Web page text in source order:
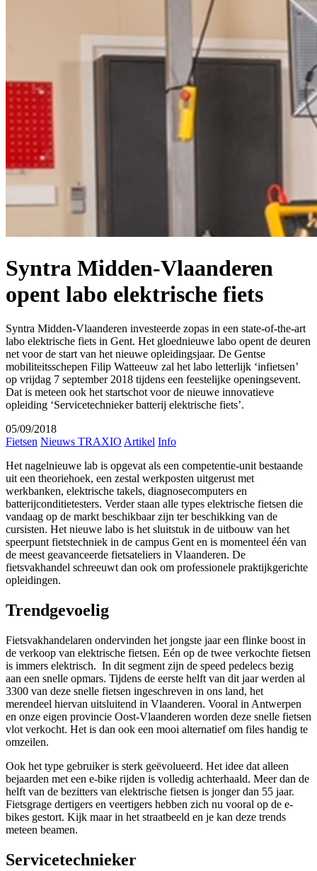
Syntra Midden-Vlaanderen
opent labo elektrische fiets
Syntra Midden-Vlaanderen investeerde zopas in een state-of-the-art
labo elektrische fiets in Gent. Het gloednieuwe labo opent de deuren
net voor de start van het nieuwe opleidingsjaar. De Gentse
mobiliteitsschepen Filip Watteeuw zal het labo letterlijk ‘infietsen’
op vrijdag 7 september 2018 tijdens een feestelijke openingsevent.
Dat is meteen ook het startschot voor de nieuwe innovatieve
opleiding ‘Servicetechnieker batterij elektrische fiets’.
05/09/2018
Fietsen Nieuws TRAXIO Artikel Info
Het nagelnieuwe lab is opgevat als een competentie-unit bestaande
uit een theoriehoek, een zestal werkposten uitgerust met
werkbanken, elektrische takels, diagnosecomputers en
batterijconditietesters. Verder staan alle types elektrische fietsen die
vandaag op de markt beschikbaar zijn ter beschikking van de
cursisten. Het nieuwe labo is het sluitstuk in de uitbouw van het
speerpunt fietstechniek in de campus Gent en is momenteel één van
de meest geavanceerde fietsateliers in Vlaanderen. De
fietsvakhandel schreeuwt dan ook om professionele praktijkgerichte
opleidingen.
Trendgevoelig
Fietsvakhandelaren ondervinden het jongste jaar een flinke boost in
de verkoop van elektrische fietsen. Eén op de twee verkochte fietsen
is immers elektrisch. In dit segment zijn de speed pedelecs bezig
aan een snelle opmars. Tijdens de eerste helft van dit jaar werden al
3300 van deze snelle fietsen ingeschreven in ons land, het
merendeel hiervan uitsluitend in Vlaanderen. Vooral in Antwerpen
en onze eigen provincie Oost-Vlaanderen worden deze snelle fietsen
vlot verkocht. Het is dan ook een mooi alternatief om files handig te
omzeilen.
Ook het type gebruiker is sterk geëvolueerd. Het idee dat alleen
bejaarden met een e-bike rijden is volledig achterhaald. Meer dan de
helft van de bezitters van elektrische fietsen is jonger dan 55 jaar.
Fietsgrage dertigers en veertigers hebben zich nu vooral op de e-
bikes gestort. Kijk maar in het straatbeeld en je kan deze trends
meteen beamen.
Servicetechnieker